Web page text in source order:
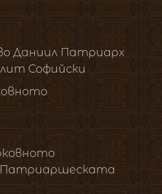
Даниил Патриарх
Софийски